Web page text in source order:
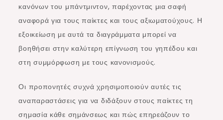
κανόνων του μπάντμιντον, παρέχοντας μια σαφή
αναφορά για τους παίκτες και τους αξιωματούχους. Η
εξοικείωση με αυτά τα διαγράμματα μπορεί να
βοηθήσει στην καλύτερη επίγνωση του γηπέδου και
στη συμμόρφωση με τους κανονισμούς.
Οι προπονητές συχνά χρησιμοποιούν αυτές τις
αναπαραστάσεις για να διδάξουν στους παίκτες τη
σημασία κάθε σημάνσεως και πώς επηρεάζουν το